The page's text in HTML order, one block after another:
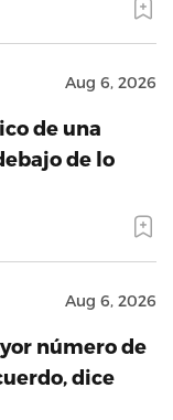
Aug 6, 2026
de una
de lo
Aug 6, 2026
número de
dice